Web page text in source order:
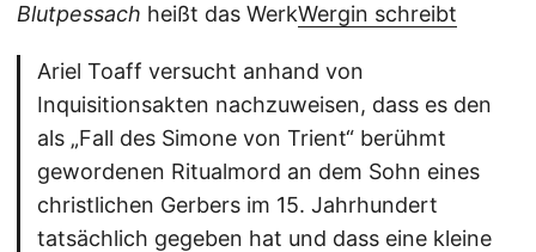
Blutpessach heißt das WerkWergin schreibt
Ariel Toaff versucht anhand von
Inquisitionsakten nachzuweisen, dass es den
als „Fall des Simone von Trient“ berühmt
gewordenen Ritualmord an dem Sohn eines
christlichen Gerbers im 15. Jahrhundert
tatsächlich gegeben hat und dass eine kleine